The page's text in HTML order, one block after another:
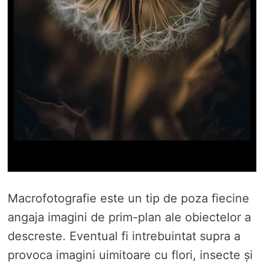
Macrofotografie este un tip de poza fiecine
angaja imagini de prim-plan ale obiectelor a
descreste. Eventual fi intrebuintat supra a
provoca imagini uimitoare cu flori, insecte și